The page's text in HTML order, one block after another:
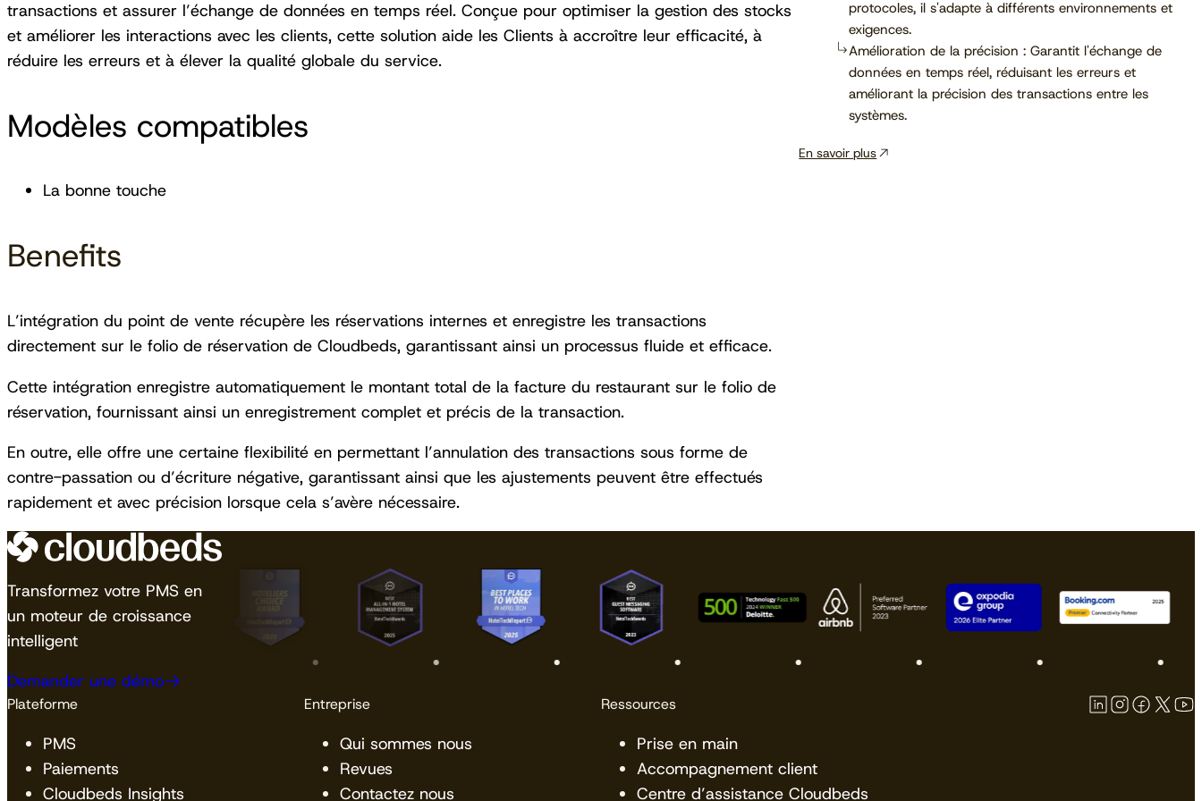
transactions et assurer l’échange de données en temps réel. Conçue pour optimiser la gestion des stocks
et améliorer les interactions avec les clients, cette solution aide les Clients à accroître leur efficacité, à
réduire les erreurs et à élever la qualité globale du service.
Modèles compatibles
La bonne touche
Benefits
L’intégration du point de vente récupère les réservations internes et enregistre les transactions
directement sur le folio de réservation de Cloudbeds, garantissant ainsi un processus fluide et efficace.
Cette intégration enregistre automatiquement le montant total de la facture du restaurant sur le folio de
réservation, fournissant ainsi un enregistrement complet et précis de la transaction.
En outre, elle offre une certaine flexibilité en permettant l’annulation des transactions sous forme de
contre-passation ou d’écriture négative, garantissant ainsi que les ajustements peuvent être effectués
rapidement et avec précision lorsque cela s’avère nécessaire.
protocoles, il s'adapte à différents environnements et
exigences.
Amélioration de la précision : Garantit l'échange de
données en temps réel, réduisant les erreurs et
améliorant la précision des transactions entre les
systèmes.
En savoir plus
Transformez votre PMS en
un moteur de croissance
intelligent
Demander une démo
Plateforme
PMS
Paiements
Cloudbeds Insights
Entreprise
Qui sommes nous
Revues
Contactez nous
Ressources
Prise en main
Accompagnement client
Centre d’assistance Cloudbeds